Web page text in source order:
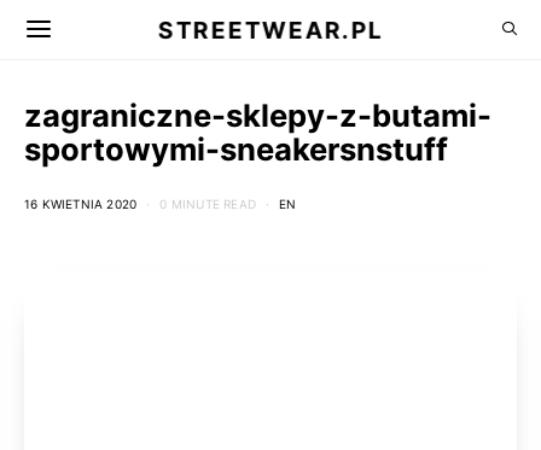
STREETWEAR.PL
zagraniczne-sklepy-z-butami-
sportowymi-sneakersnstuff
16 KWIETNIA 2020 0 MINUTE READ EN